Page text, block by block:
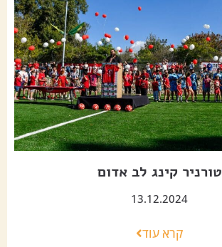
טורניר קינג לב אדום
13.12.2024
קרא עוד